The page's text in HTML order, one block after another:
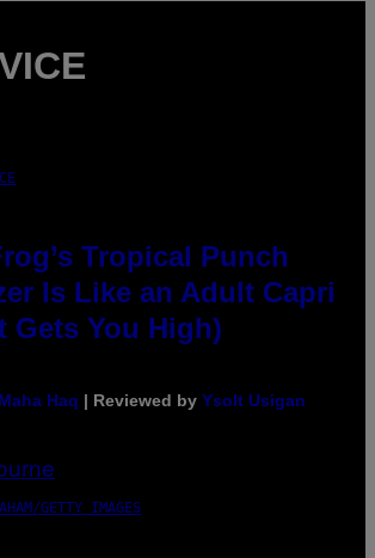
Tropical Punch
Is Like an Adult Capri
Gets You High)
Maha Haq | Reviewed by Ysolt Usigan
GETTY IMAGES